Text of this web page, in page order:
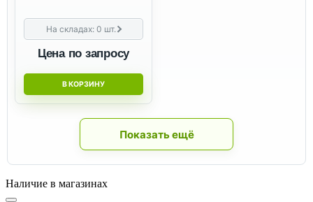
На складах:0 шт.
Цена по запросу
В КОРЗИНУ
Показать ещё
Наличие в магазинах